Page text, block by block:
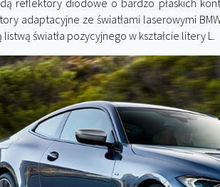
adaptacyjne ze światłami laserowymi
światła pozycyjnego w kształcie litery L.